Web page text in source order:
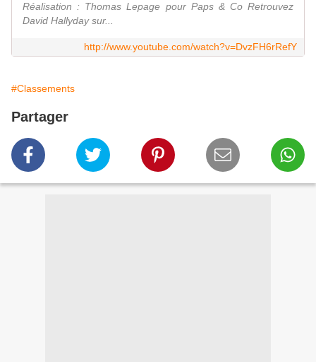
Réalisation : Thomas Lepage pour Paps & Co Retrouvez
David Hallyday sur...
http://www.youtube.com/watch?v=DvzFH6rRefY
#Classements
Partager